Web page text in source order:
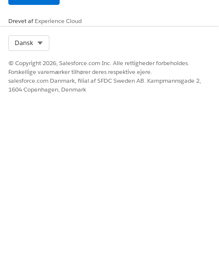
Drevet afExperience Cloud
Dansk
© Copyright 2026, Salesforce.com Inc. Alle rettigheder forbeholdes.
Forskellige varemærker tilhører deres respektive ejere.
salesforce.com Danmark, filial af SFDC Sweden AB. Kampmannsgade 2,
1604 Copenhagen, Denmark